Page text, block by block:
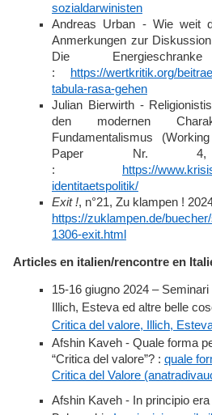
sozialdarwinisten
Andreas Urban - Wie weit
Anmerkungen zur
Die
:
https://wertkritik.org/
tabula-rasa-gehen
Julian Bierwirth -
den modernen
Fundamentalismus
Paper Nr.
:
https://
identitaetspolitik/
Exit !, n°21, Zu klampen !
https://zuklampen.de/
1306-exit.html
Articles en italien/rencontre en
15-16 giugno 2024 –
Illich, Esteva ed altre belle
Critica del valore, Illich,
Afshin Kaveh - Quale forma
“Critica del valore”? : quale
Critica del Valore
Afshin Kaveh - In principio